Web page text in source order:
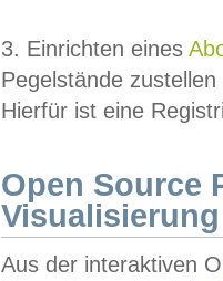
3. Einrichten eines
Pegelstände
Hierfür ist eine
Open Source
Visualisierung
Aus der interaktiven